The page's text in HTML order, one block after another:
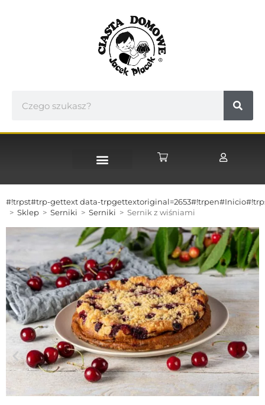
#!trpst#trp-gettext data-
> Sklep > Serniki > Serniki > Sernik z wiśniami